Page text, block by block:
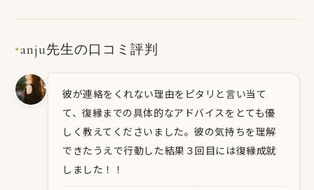
✦anju先生の口コミ評判
彼が連絡をくれない理由をピタリと言い当て
て、復縁までの具体的なアドバイスをとても優
しく教えてくださいました。彼の気持ちを理解
できたうえで行動した結果３回目には復縁成就
しました！！